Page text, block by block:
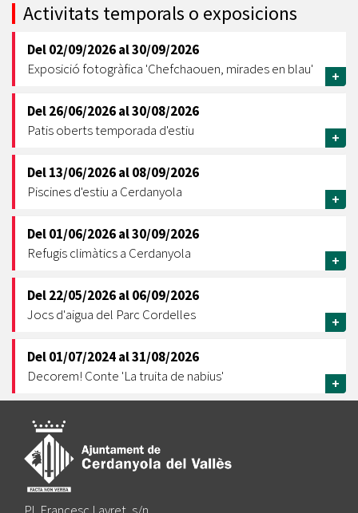
Activitats temporals o exposicions
Del02/09/2026al30/09/2026
Exposició fotogràfica 'Chefchaouen, mirades en blau'
+
Del26/06/2026al30/08/2026
Patis oberts temporada d'estiu
+
Del13/06/2026al08/09/2026
Piscines d'estiu a Cerdanyola
+
Del01/06/2026al30/09/2026
Refugis climàtics a Cerdanyola
+
Del22/05/2026al06/09/2026
Jocs d'aigua del Parc Cordelles
+
Del01/07/2024al31/08/2026
Decorem! Conte 'La truita de nabius'
+